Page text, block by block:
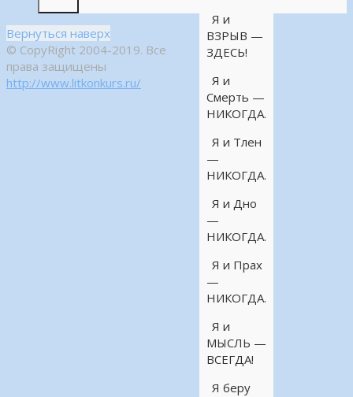
Я и
ВЗРЫВ —
ЗДЕСЬ!
Я и
Смерть —
НИКОГДА.
Я и Тлен
—
НИКОГДА.
Я и Дно
—
НИКОГДА.
Я и Прах
—
НИКОГДА.
Я и
МЫСЛЬ —
ВСЕГДА!
Я беру
Вернуться наверх
© CopyRight 2004-2019. Все
права защищены
http://www.litkonkurs.ru/